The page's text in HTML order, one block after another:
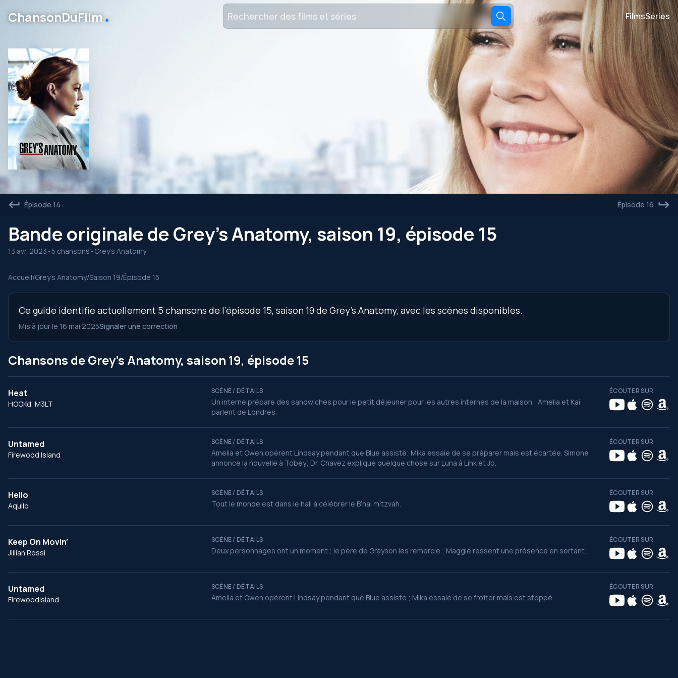
ChansonDuFilm․ FilmsSéries
Épisode 14 Épisode 16
Bande originale de Grey’s Anatomy, saison 19, épisode 15
13 avr. 2023 •5 chansons • Grey's Anatomy
Accueil/Grey’s Anatomy/Saison 19/Épisode 15
Ce guide identifie actuellement 5 chansons de l’épisode 15, saison 19 de Grey’s Anatomy, avec les scènes disponibles.
Mis à jour le 16 mai 2025Signaler une correction
Chansons de Grey’s Anatomy, saison 19, épisode 15
Heat
HOOKd, M3LT
SCÈNE / DÉTAILS
Un interne prépare des sandwiches pour le petit déjeuner pour les autres internes de la maison ; Amelia et Kai
parlent de Londres.
ÉCOUTER SUR
Untamed
Firewood Island
SCÈNE / DÉTAILS
Amelia et Owen opèrent Lindsay pendant que Blue assiste; Mika essaie de se préparer mais est écartée. Simone
annonce la nouvelle à Tobey; Dr. Chavez explique quelque chose sur Luna à Link et Jo.
ÉCOUTER SUR
Hello
Aquilo
SCÈNE / DÉTAILS
Tout le monde est dans le hall à célébrer le B’nai mitzvah.
ÉCOUTER SUR
Keep On Movin’
Jillian Rossi
SCÈNE / DÉTAILS
Deux personnages ont un moment ; le père de Grayson les remercie ; Maggie ressent une présence en sortant.
ÉCOUTER SUR
Untamed
Firewoodisland
SCÈNE / DÉTAILS
Amelia et Owen opèrent Lindsay pendant que Blue assiste ; Mika essaie de se frotter mais est stoppé.
ÉCOUTER SUR